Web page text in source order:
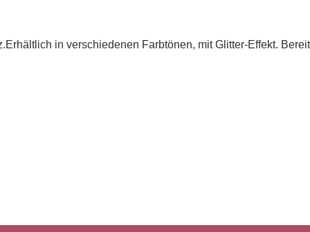
in verschiedenen Farbtönen, mit Glitter-Effekt.